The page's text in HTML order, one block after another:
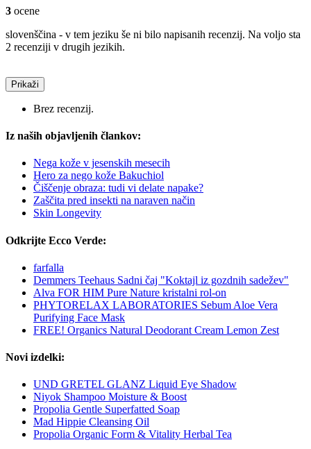
3 ocene
slovenščina - v tem jeziku še ni bilo napisanih recenzij. Na voljo sta
2 recenziji v drugih jezikih.
Prikaži
Brez recenzij.
Iz naših objavljenih člankov:
Nega kože v jesenskih mesecih
Hero za nego kože Bakuchiol
Čiščenje obraza: tudi vi delate napake?
Zaščita pred insekti na naraven način
Skin Longevity
Odkrijte Ecco Verde:
farfalla
Demmers Teehaus Sadni čaj "Koktajl iz gozdnih sadežev"
Alva FOR HIM Pure Nature kristalni rol-on
PHYTORELAX LABORATORIES Sebum Aloe Vera
Purifying Face Mask
FREE! Organics Natural Deodorant Cream Lemon Zest
Novi izdelki:
UND GRETEL GLANZ Liquid Eye Shadow
Niyok Shampoo Moisture & Boost
Propolia Gentle Superfatted Soap
Mad Hippie Cleansing Oil
Propolia Organic Form & Vitality Herbal Tea